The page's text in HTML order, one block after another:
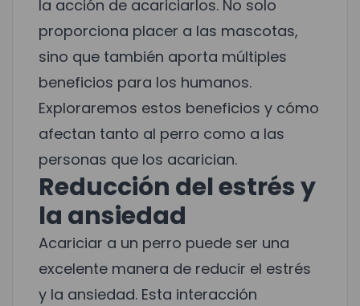
la acción de acariciarlos. No solo
proporciona placer a las mascotas,
sino que también aporta múltiples
beneficios para los humanos.
Exploraremos estos beneficios y cómo
afectan tanto al perro como a las
personas que los acarician.
Reducción del estrés y
la ansiedad
Acariciar a un perro puede ser una
excelente manera de reducir el estrés
y la ansiedad. Esta interacción